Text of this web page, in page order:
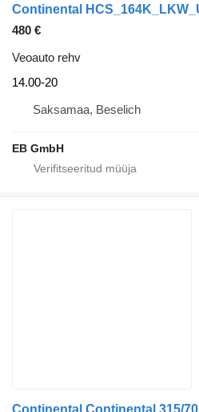
480 €
Veoauto rehv
14.00-20
Saksamaa, Beselich
EB GmbH